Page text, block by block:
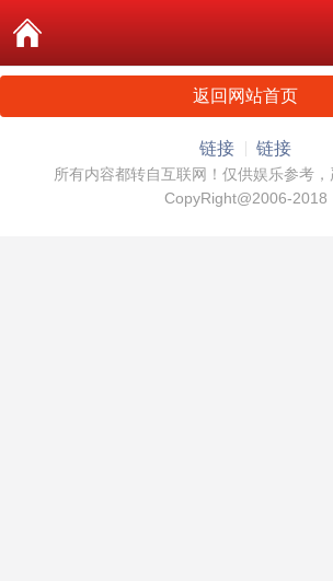
返回网站首页
链接 链接
所有内容都转自互联网！仅供娱乐参考，
CopyRight@2006-2018